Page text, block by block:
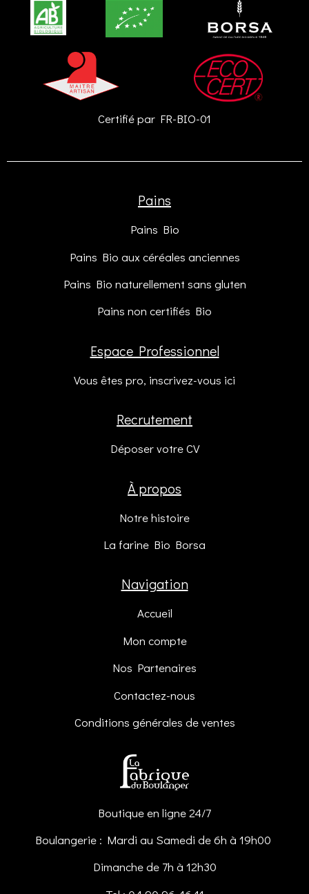
Certifié par FR-BIO-01
Pains
Pains Bio
Pains Bio aux céréales anciennes
Pains Bio naturellement sans gluten
Pains non certifiés Bio
Espace Professionnel
Vous êtes pro, inscrivez-vous ici
Recrutement
Déposer votre CV
À propos
Notre histoire
La farine Bio Borsa
Navigation
Accueil
Mon compte
Nos Partenaires
Contactez-nous
Conditions générales de ventes
Boutique en ligne 24/7
Boulangerie : Mardi au Samedi de 6h à 19h00
Dimanche de 7h à 12h30